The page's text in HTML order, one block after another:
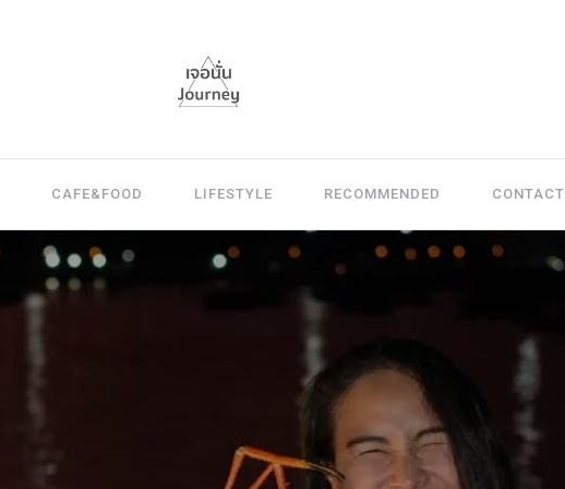
CAFE&FOOD LIFESTYLE RECOMMENDED CONTACT